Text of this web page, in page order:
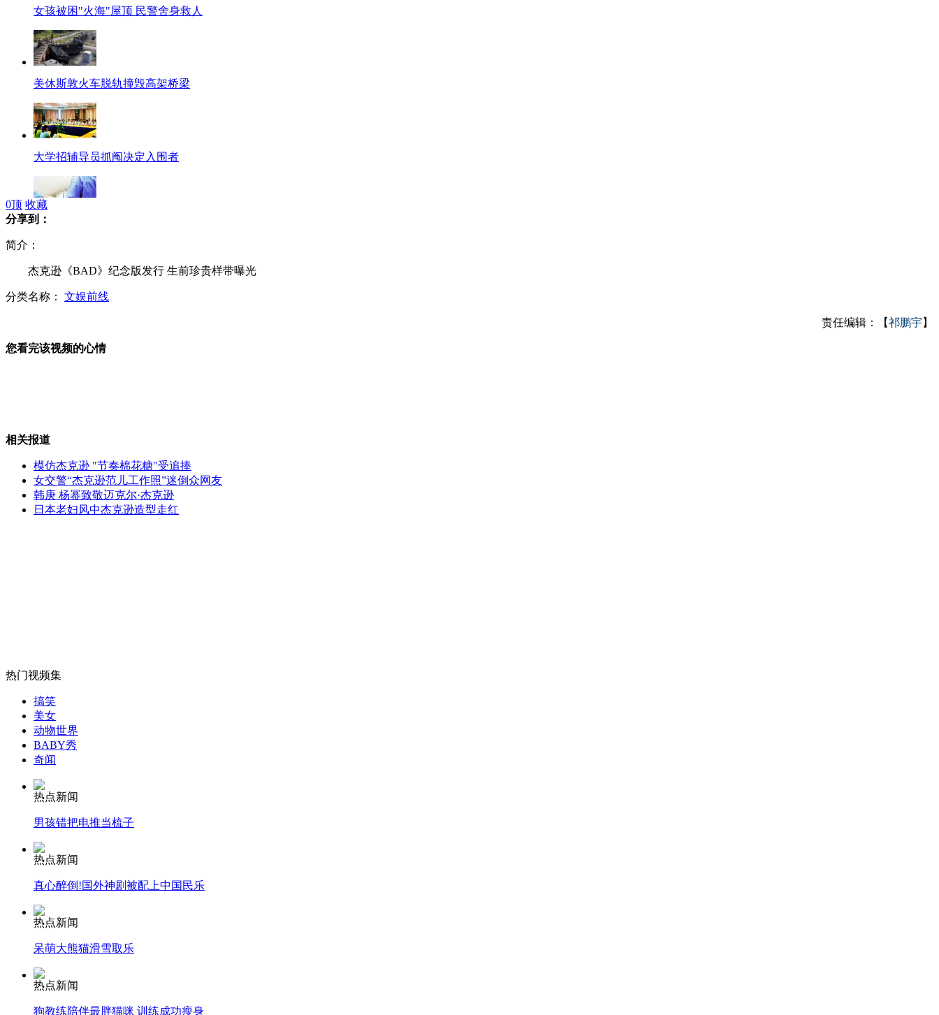
女孩被困"火海"屋顶 民警舍身救人
美休斯敦火车脱轨撞毁高架桥梁
大学招辅导员抓阄决定入围者
熊黛林否认郭富城出钱为父治病
《金太狼》热播“好女婿秘籍”
女孩北京地铁殴打老人 痛下狠手拳打脚踢
无痛分娩是否安全 医生回应
外交部：有关国家言论片面不公正
安徽一实载49人客车翻车
走！跟着总书记去植树
0顶 收藏
分享到：
简介：
杰克逊《BAD》纪念版发行 生前珍贵样带曝光
分类名称： 文娱前线
责任编辑：【祁鹏宇】
您看完该视频的心情
相关报道
模仿杰克逊 "节奏棉花糖"受追捧
女交警“杰克逊范儿工作照”迷倒众网友
韩庚 杨幂致敬迈克尔·杰克逊
日本老妇风中杰克逊造型走红
热门视频集
搞笑
美女
动物世界
BABY秀
奇闻
热点新闻
男孩错把电推当梳子
热点新闻
真心醉倒!国外神剧被配上中国民乐
热点新闻
呆萌大熊猫滑雪取乐
热点新闻
狗教练陪伴最胖猫咪 训练成功瘦身